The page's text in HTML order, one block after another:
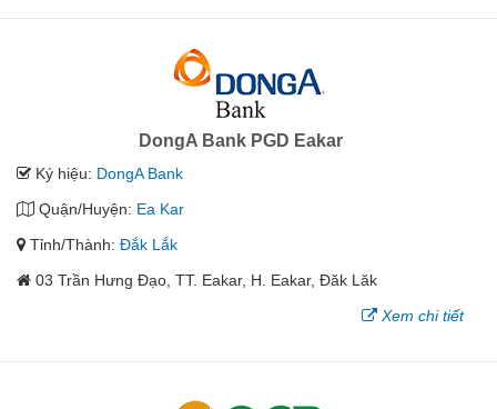
DongA Bank PGD Eakar
Ký hiệu: DongA Bank
Quận/Huyện: Ea Kar
Tỉnh/Thành: Đắk Lắk
03 Trần Hưng Đạo, TT. Eakar, H. Eakar, Đăk Lăk
Xem chi tiết